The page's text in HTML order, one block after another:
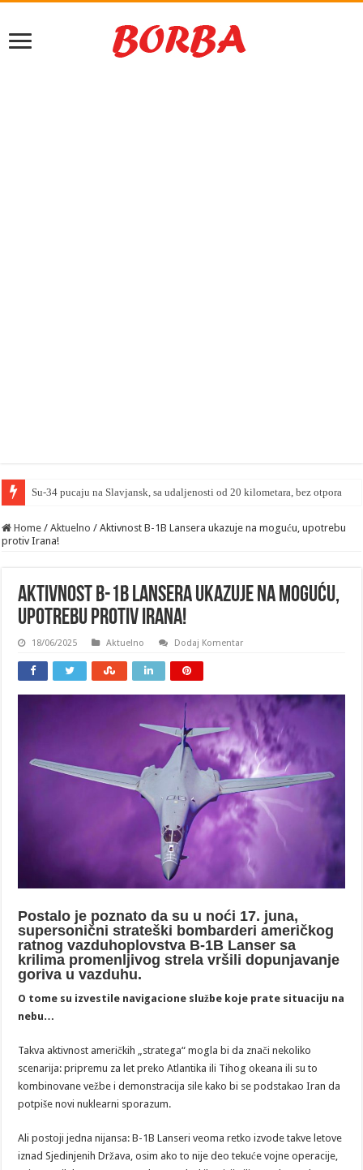
Japansko MO upoz
Home / Aktuelno / Aktivnost B-1B Lansera ukazuje na moguću, upotrebu
protiv Irana!
Aktivnost B-1B Lansera ukazuje na moguću,
upotrebu protiv Irana!
18/06/2025 Aktuelno Dodaj Komentar
Postalo je poznato da su u noći 17. juna,
supersonični strateški bombarderi američkog
ratnog vazduhoplovstva B-1B Lanser sa
krilima promenljivog strela vršili dopunjavanje
goriva u vazduhu.
O tome su izvestile navigacione službe koje prate situaciju na
nebu…
Takva aktivnost američkih „stratega“ mogla bi da znači nekoliko
scenarija: pripremu za let preko Atlantika ili Tihog okeana ili su to
kombinovane vežbe i demonstracija sile kako bi se podstakao Iran da
potpiše novi nuklearni sporazum.
Ali postoji jedna nijansa: B-1B Lanseri veoma retko izvode takve letove
iznad Sjedinjenih Država, osim ako to nije deo tekuće vojne operacije,